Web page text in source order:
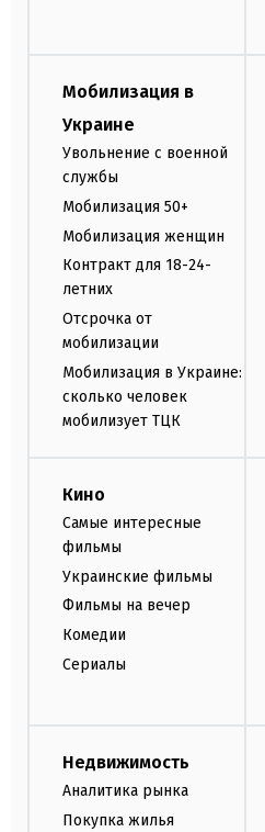
Мобилизация в
Украине
Увольнение с военной
службы
Мобилизация 50+
Мобилизация женщин
Контракт для 18-24-
летних
Отсрочка от
мобилизации
Мобилизация в Украине:
сколько человек
мобилизует ТЦК
Кино
Самые интересные
фильмы
Украинские фильмы
Фильмы на вечер
Комедии
Сериалы
Недвижимость
Аналитика рынка
Покупка жилья